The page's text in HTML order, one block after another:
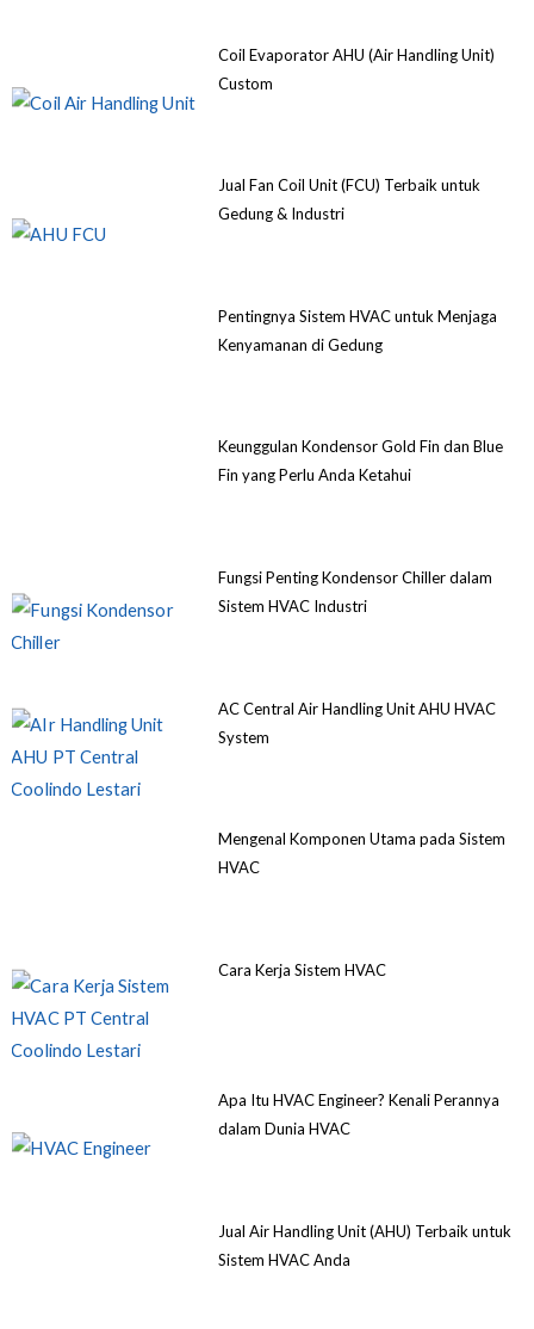
Coil Evaporator AHU (Air Handling Unit)
Custom
Jual Fan Coil Unit (FCU) Terbaik untuk
Gedung & Industri
Pentingnya Sistem HVAC untuk Menjaga
Kenyamanan di Gedung
Keunggulan Kondensor Gold Fin dan Blue
Fin yang Perlu Anda Ketahui
Fungsi Penting Kondensor Chiller dalam
Sistem HVAC Industri
AC Central Air Handling Unit AHU HVAC
System
Mengenal Komponen Utama pada Sistem
HVAC
Cara Kerja Sistem HVAC
Apa Itu HVAC Engineer? Kenali Perannya
dalam Dunia HVAC
Jual Air Handling Unit (AHU) Terbaik untuk
Sistem HVAC Anda